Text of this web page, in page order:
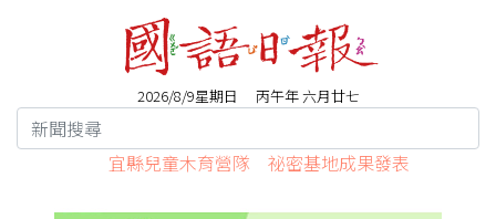
2026/8/9星期日 丙午年 六月廿七
宜縣兒童木育營隊 祕密基地成果發表